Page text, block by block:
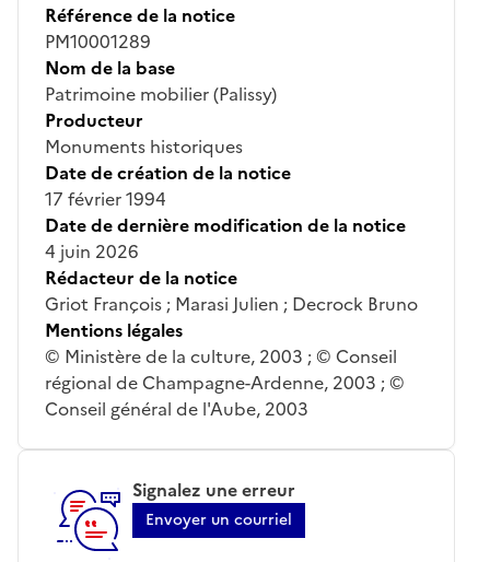
Référence de la notice
PM10001289
Nom de la base
Patrimoine mobilier (Palissy)
Producteur
Monuments historiques
Date de création de la notice
17 février 1994
Date de dernière modification de la notice
4 juin 2026
Rédacteur de la notice
Griot François ; Marasi Julien ; Decrock Bruno
Mentions légales
© Ministère de la culture, 2003 ; © Conseil
régional de Champagne-Ardenne, 2003 ; ©
Conseil général de l'Aube, 2003
Signalez une erreur
Envoyer un courriel